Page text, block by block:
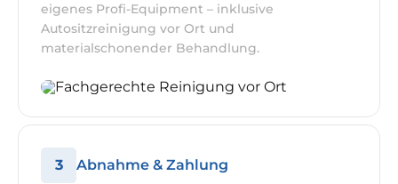
eigenes Profi-Equipment – inklusive
Autositzreinigung vor Ort und
materialschonender Behandlung.
3 Abnahme & Zahlung